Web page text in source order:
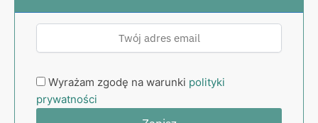
Wyrażam zgodę na warunki polityki
prywatności